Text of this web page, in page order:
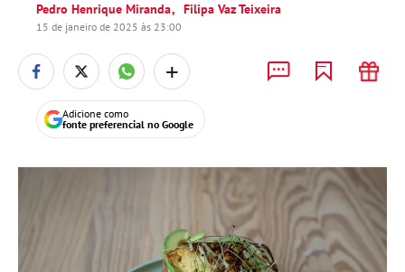
Pedro Henrique Miranda Filipa Vaz Teixeira
15 de janeiro de 2025 às 23:00
+
Adicione como
fonte preferencial no Google